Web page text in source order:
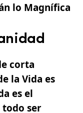
lo Magnífica
corta
la Vida es
es el
todo ser